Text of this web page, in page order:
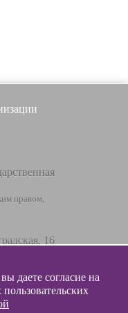
правом,
16
даете согласие на